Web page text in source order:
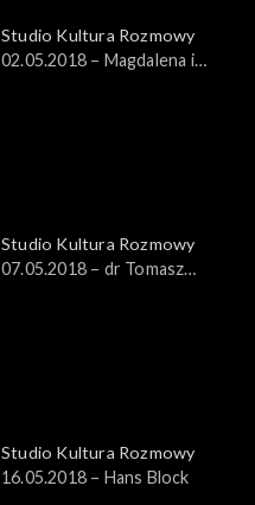
Studio Kultura Rozmowy
02.05.2018 – Magdalena i
Studio Kultura Rozmowy
07.05.2018 – dr Tomasz
Studio Kultura Rozmowy
16.05.2018 – Hans Block